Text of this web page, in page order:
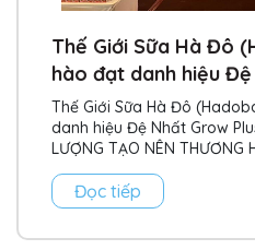
Thế Giới Sữa Hà Đô
hào đạt danh hiệu
Thế Giới Sữa Hà Đô
danh hiệu Đệ Nhất Grow
LƯỢNG TẠO NÊN
Đọc tiếp